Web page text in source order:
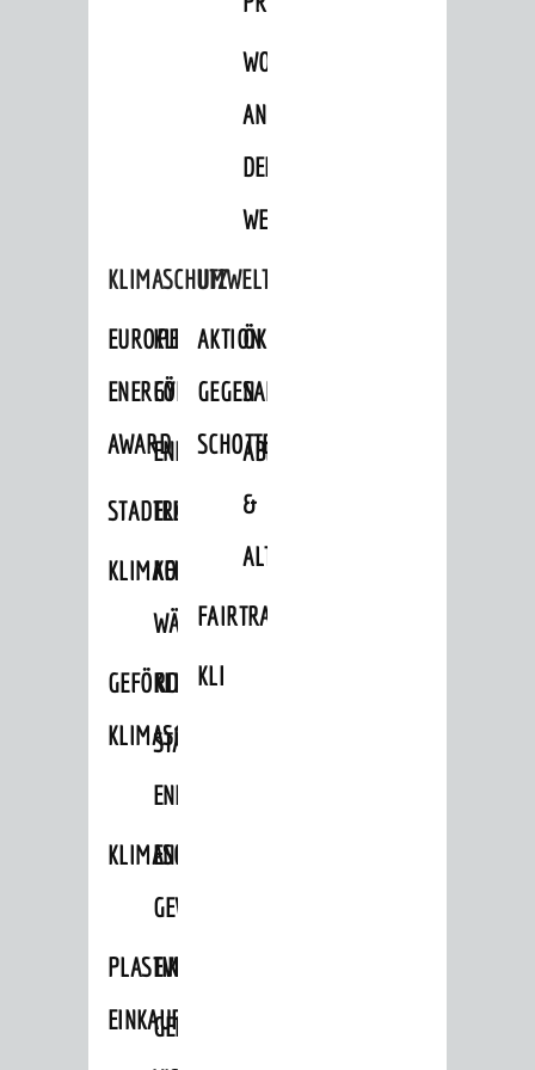
WOHNBEBAUUNG
AN
DER
WEINBERGSTRASSE
KLIMASCHUTZ
EUROPEAN
ENERGY
AWARD
KLIMASCHUTZ-
FÖRDERPROGRAMME
ENERGIEBERATUNG
STADTRADELN
ELEKTROMOBILITÄTSBERATUNG
KLIMAFITKOMMUNALE
WÄRMEPLANUNG
GEFÖRDERTE
KLIMASCHUTZMASSNAHMEN
KLIMASCHUTZKONZEPT
STÄDTISCHES
ENERGIEMANAGEMENT
KLIMASCHUTZKOMMISSION
ENERGIEKARAWANE
GEWERBE
PLASTIKTÜTENFREIE
EINKAUFSSTADT
EVENTS
GEMEINSAME
UMWELTSCHUTZ
AKTION
GEGEN
SCHOTTERGÄRTEN
ÖKOLOGISCHE
SANIERUNG/WAIDSEE
ABFALL
&
ALTLASTEN
FAIRTRADE
KLEIDERTAUSCHBÖRSE